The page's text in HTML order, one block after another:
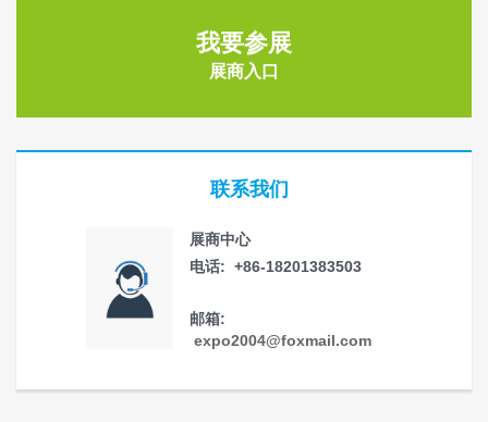
我要参展
展商入口
联系我们
展商中心
电话: +86-18201383503
邮箱:
expo2004@foxmail.com